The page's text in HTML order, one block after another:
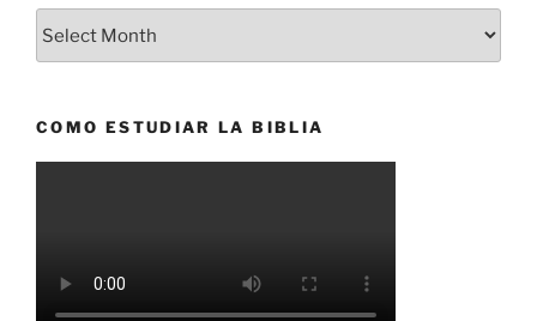
COMO ESTUDIAR LA BIBLIA